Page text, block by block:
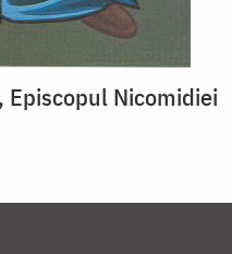
Nicomidiei